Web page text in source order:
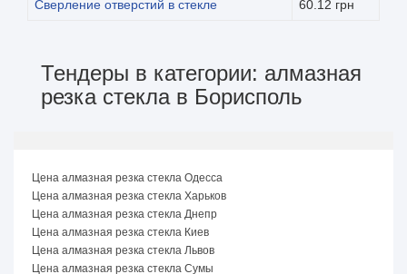
Сверление отверстий в стекле 60.12 грн
Тендеры в категории: алмазная
резка стекла в Борисполь
Цена алмазная резка стекла Одесса
Цена алмазная резка стекла Харьков
Цена алмазная резка стекла Днепр
Цена алмазная резка стекла Киев
Цена алмазная резка стекла Львов
Цена алмазная резка стекла Сумы